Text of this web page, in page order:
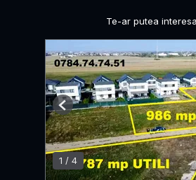
Te-ar putea
1 / 4
Previous